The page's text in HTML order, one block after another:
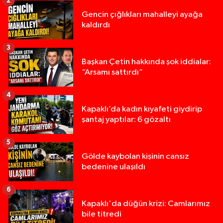
Gencin çığlıkları mahalleyi ayağa
kaldırdı
Başkan Çetin hakkında şok iddialar:
“Arsamı sattırdı”
3
Kapaklı’da kadın kıyafeti giydirip
şantaj yaptılar: 6 gözaltı
4
Gölde kaybolan kişinin cansız
bedenine ulaşıldı
5
Kapaklı'da düğün krizi: Camlarımız
bile titredi
6